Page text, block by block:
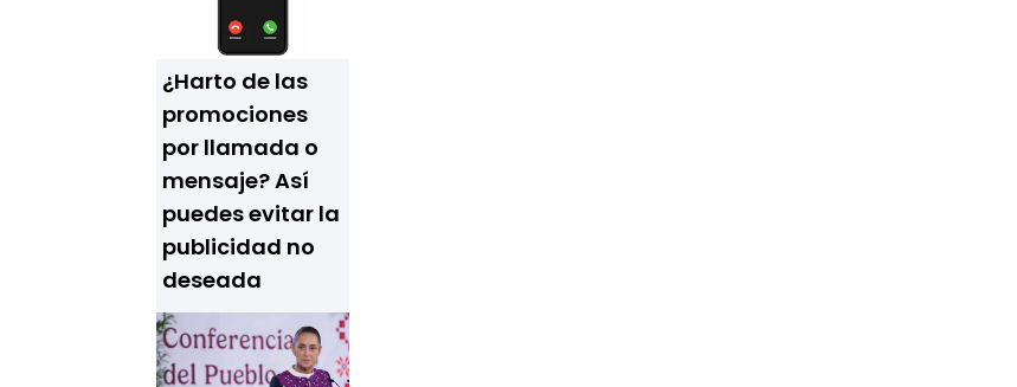
¿Harto de las
promociones
por llamada o
mensaje? Así
puedes evitar la
publicidad no
deseada